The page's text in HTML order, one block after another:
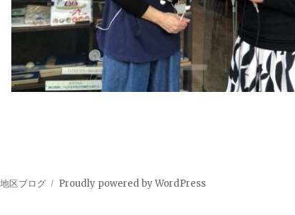
区ブログ Proudly powered by WordPress